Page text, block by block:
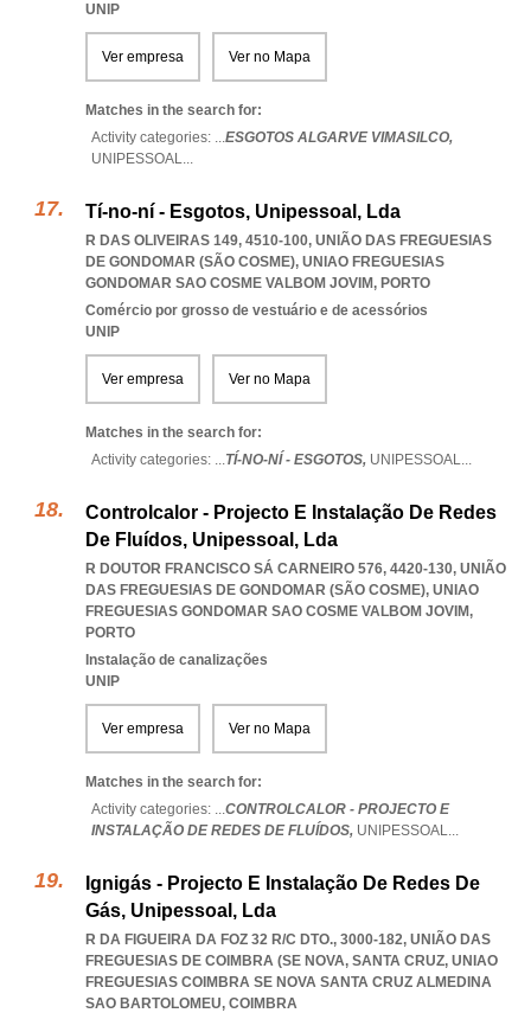
UNIP
Ver empresa Ver no Mapa
Matches in the search for:
Activity categories: ...ESGOTOS ALGARVE VIMASILCO,
UNIPESSOAL...
Tí-no-ní - Esgotos, Unipessoal, Lda
R DAS OLIVEIRAS 149, 4510-100, UNIÃO DAS FREGUESIAS
DE GONDOMAR (SÃO COSME), UNIAO FREGUESIAS
GONDOMAR SAO COSME VALBOM JOVIM, PORTO
Comércio por grosso de vestuário e de acessórios
UNIP
Ver empresa Ver no Mapa
Matches in the search for:
Activity categories: ...TÍ-NO-NÍ - ESGOTOS, UNIPESSOAL...
Controlcalor - Projecto E Instalação De Redes
De Fluídos, Unipessoal, Lda
R DOUTOR FRANCISCO SÁ CARNEIRO 576, 4420-130, UNIÃO
DAS FREGUESIAS DE GONDOMAR (SÃO COSME), UNIAO
FREGUESIAS GONDOMAR SAO COSME VALBOM JOVIM,
PORTO
Instalação de canalizações
UNIP
Ver empresa Ver no Mapa
Matches in the search for:
Activity categories: ...CONTROLCALOR - PROJECTO E
INSTALAÇÃO DE REDES DE FLUÍDOS, UNIPESSOAL...
Ignigás - Projecto E Instalação De Redes De
Gás, Unipessoal, Lda
R DA FIGUEIRA DA FOZ 32 R/C DTO., 3000-182, UNIÃO DAS
FREGUESIAS DE COIMBRA (SE NOVA, SANTA CRUZ, UNIAO
FREGUESIAS COIMBRA SE NOVA SANTA CRUZ ALMEDINA
SAO BARTOLOMEU, COIMBRA